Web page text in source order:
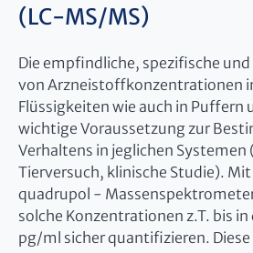
(LC-MS/MS)
Die empfindliche, spezifische
von Arzneistoffkonzentrationen
Flüssigkeiten wie auch in Puffern
wichtige Voraussetzung zur
Verhaltens in jeglichen Systemen
Tierversuch, klinische Studie).
quadrupol -
solche Konzentrationen z.T. bis in
pg/ml sicher quantifizieren. Diese